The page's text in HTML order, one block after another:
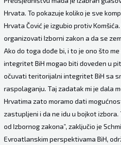
Hrvata. To pokazuje koliko je sve
Hrvata Čović je izgubio protiv
organizovati Izborni zakon a da se
Ako do toga dođe bi, i to je ono što
integritet BiH mogao biti doveden u
očuvati teritorijalni integritet BiH sa
raspolaganju. Taj zadatak mi je dala
Hrvatima zato moramo dati
zastupljeni i da ne idu u bojkot
od Izbornog zakona”, zaključio je
Evroatlanskim perspektivama BiH,